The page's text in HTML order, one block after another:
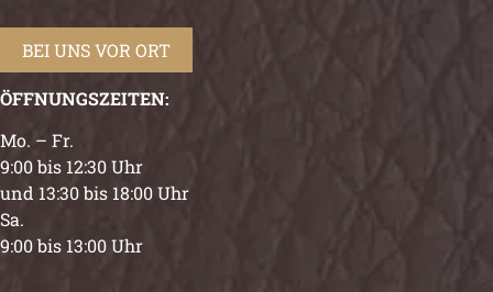
BEI UNS VOR ORT
ÖFFNUNGSZEITEN:
Mo. – Fr.
9:00 bis 12:30 Uhr
und 13:30 bis 18:00 Uhr
Sa.
9:00 bis 13:00 Uhr